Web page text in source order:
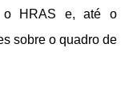
o HRAS e, até o
sobre o quadro de